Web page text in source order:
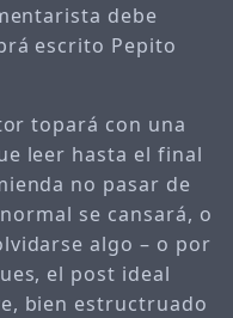
debe
escrito Pepito
topará con una
leer hasta el final
no pasar de
se cansará, o
algo – o por
el post ideal
bien estructruado